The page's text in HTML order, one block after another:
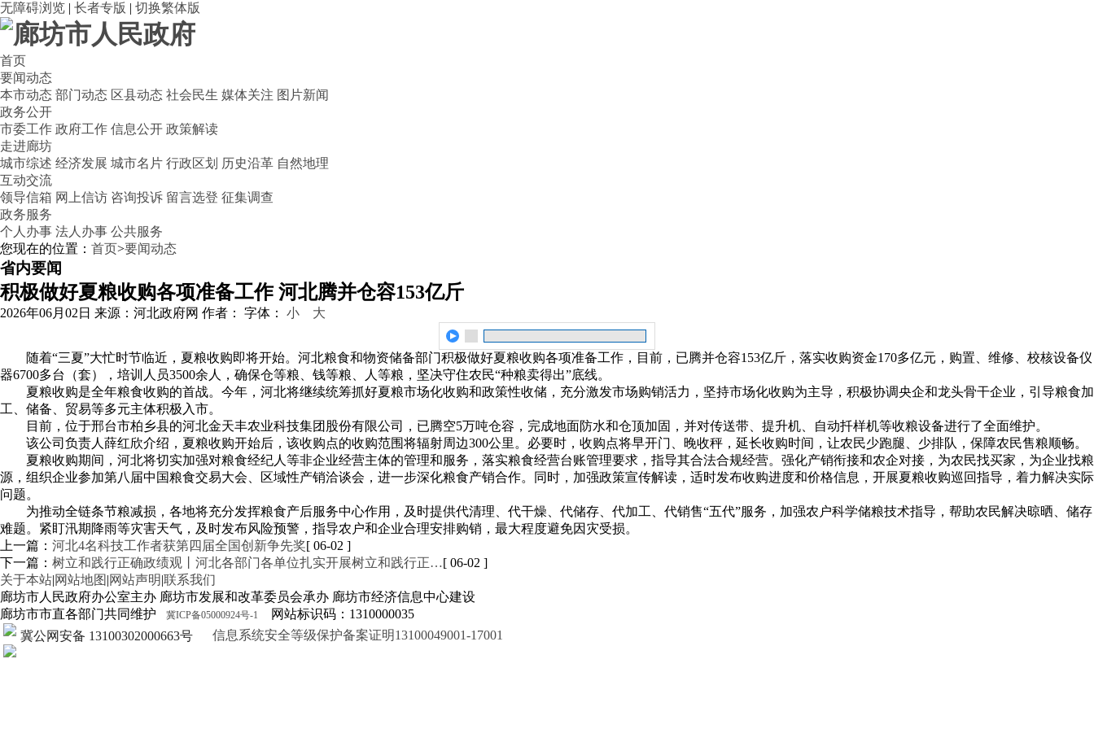
无障碍浏览 | 长者专版 | 切换繁体版
首页
要闻动态
本市动态 部门动态 区县动态 社会民生 媒体关注 图片新闻
政务公开
市委工作 政府工作 信息公开 政策解读
走进廊坊
城市综述 经济发展 城市名片 行政区划 历史沿革 自然地理
互动交流
领导信箱 网上信访 咨询投诉 留言选登 征集调查
政务服务
个人办事 法人办事 公共服务
您现在的位置： 首页>要闻动态
省内要闻
积极做好夏粮收购各项准备工作 河北腾并仓容153亿斤
2026年06月02日 来源：河北政府网 作者： 字体： 小 大
随着“三夏”大忙时节临近，夏粮收购即将开始。河北粮食和物资储备部门积极做好夏粮收购各项准备工作，目前，已腾并仓容153亿斤，落实收购资金170多亿元，购置、维修、校核设备仪
器6700多台（套），培训人员3500余人，确保仓等粮、钱等粮、人等粮，坚决守住农民“种粮卖得出”底线。
夏粮收购是全年粮食收购的首战。今年，河北将继续统筹抓好夏粮市场化收购和政策性收储，充分激发市场购销活力，坚持市场化收购为主导，积极协调央企和龙头骨干企业，引导粮食加
工、储备、贸易等多元主体积极入市。
目前，位于邢台市柏乡县的河北金天丰农业科技集团股份有限公司，已腾空5万吨仓容，完成地面防水和仓顶加固，并对传送带、提升机、自动扦样机等收粮设备进行了全面维护。
该公司负责人薛红欣介绍，夏粮收购开始后，该收购点的收购范围将辐射周边300公里。必要时，收购点将早开门、晚收秤，延长收购时间，让农民少跑腿、少排队，保障农民售粮顺畅。
夏粮收购期间，河北将切实加强对粮食经纪人等非企业经营主体的管理和服务，落实粮食经营台账管理要求，指导其合法合规经营。强化产销衔接和农企对接，为农民找买家，为企业找粮
源，组织企业参加第八届中国粮食交易大会、区域性产销洽谈会，进一步深化粮食产销合作。同时，加强政策宣传解读，适时发布收购进度和价格信息，开展夏粮收购巡回指导，着力解决实际
问题。
为推动全链条节粮减损，各地将充分发挥粮食产后服务中心作用，及时提供代清理、代干燥、代储存、代加工、代销售“五代”服务，加强农户科学储粮技术指导，帮助农民解决晾晒、储存
难题。紧盯汛期降雨等灾害天气，及时发布风险预警，指导农户和企业合理安排购销，最大程度避免因灾受损。
上一篇： 河北4名科技工作者获第四届全国创新争先奖[ 06-02 ]
下一篇： 树立和践行正确政绩观丨河北各部门各单位扎实开展树立和践行正…[ 06-02 ]
关于本站|网站地图 |网站声明|联系我们
廊坊市人民政府办公室主办 廊坊市发展和改革委员会承办 廊坊市经济信息中心建设
廊坊市市直各部门共同维护
冀ICP备05000924号-1
网站标识码：1310000035
冀公网安备 13100302000663号
信息系统安全等级保护备案证明13100049001-17001